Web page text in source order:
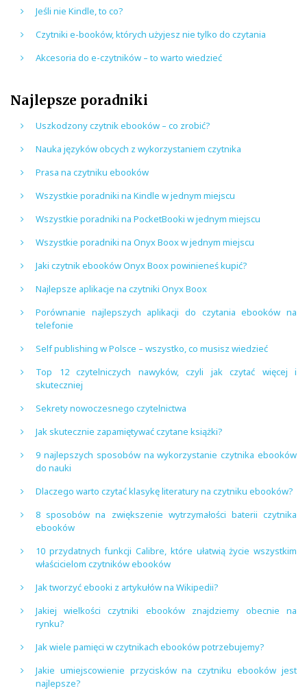
Jeśli nie Kindle, to co?
Czytniki e-booków, których użyjesz nie tylko do czytania
Akcesoria do e-czytników – to warto wiedzieć
Najlepsze poradniki
Uszkodzony czytnik ebooków – co zrobić?
Nauka języków obcych z wykorzystaniem czytnika
Prasa na czytniku ebooków
Wszystkie poradniki na Kindle w jednym miejscu
Wszystkie poradniki na PocketBooki w jednym miejscu
Wszystkie poradniki na Onyx Boox w jednym miejscu
Jaki czytnik ebooków Onyx Boox powinieneś kupić?
Najlepsze aplikacje na czytniki Onyx Boox
Porównanie najlepszych aplikacji do czytania ebooków na
telefonie
Self publishing w Polsce – wszystko, co musisz wiedzieć
Top 12 czytelniczych nawyków, czyli jak czytać więcej i
skuteczniej
Sekrety nowoczesnego czytelnictwa
Jak skutecznie zapamiętywać czytane książki?
9 najlepszych sposobów na wykorzystanie czytnika ebooków
do nauki
Dlaczego warto czytać klasykę literatury na czytniku ebooków?
8 sposobów na zwiększenie wytrzymałości baterii czytnika
ebooków
10 przydatnych funkcji Calibre, które ułatwią życie wszystkim
właścicielom czytników ebooków
Jak tworzyć ebooki z artykułów na Wikipedii?
Jakiej wielkości czytniki ebooków znajdziemy obecnie na
rynku?
Jak wiele pamięci w czytnikach ebooków potrzebujemy?
Jakie umiejscowienie przycisków na czytniku ebooków jest
najlepsze?